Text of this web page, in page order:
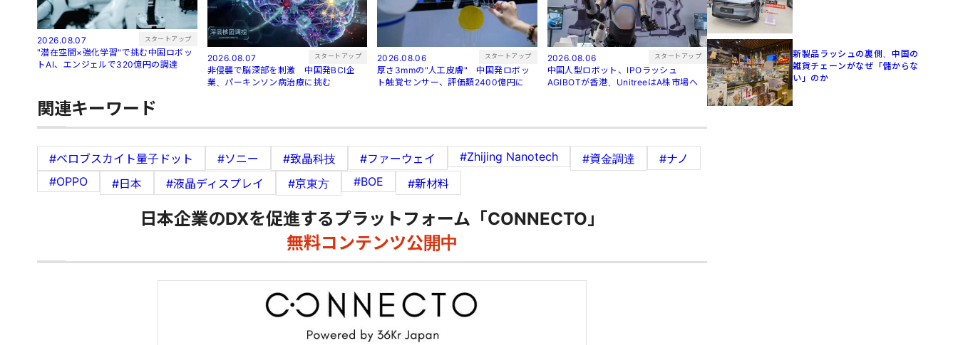
2026.08.07 スタートアップ
"潜在空間×強化学習"で挑む中国ロボッ
トAI、エンジェルで320億円の調達
2026.08.07 スタートアップ
非侵襲で脳深部を刺激 中国発BCI企
業、パーキンソン病治療に挑む
2026.08.06 スタートアップ
厚さ3mmの"人工皮膚" 中国発ロボッ
ト触覚センサー、評価額2400億円に
2026.08.06 スタートアップ
中国人型ロボット、IPOラッシュ
AGIBOTが香港、UnitreeはA株市場へ
関連キーワード
#ベロブスカイト量子ドット #ソニー #致晶科技 #ファーウェイ #Zhijing Nanotech #資金調達
#ナノ
#OPPO
#日本 #液晶ディスプレイ #京東方 #BOE #新材料
日本企業のDXを促進するプラットフォーム「CONNECTO」
無料コンテンツ公開中
新製品ラッシュの裏側、中国の
雑貨チェーンがなぜ「儲からな
い」のか